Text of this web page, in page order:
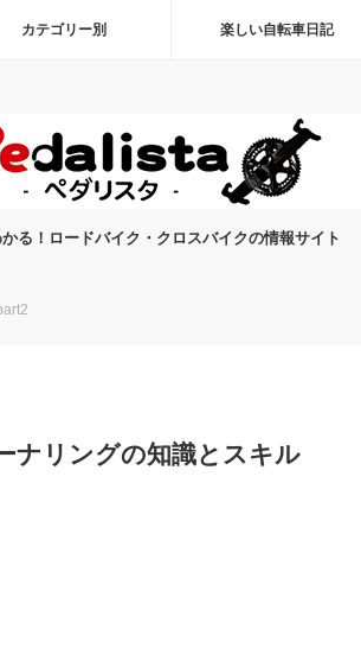
カテゴリー別 楽しい自転車日記
る！ロードバイク・クロスバイクの情報サイト
ナリングの知識とスキル